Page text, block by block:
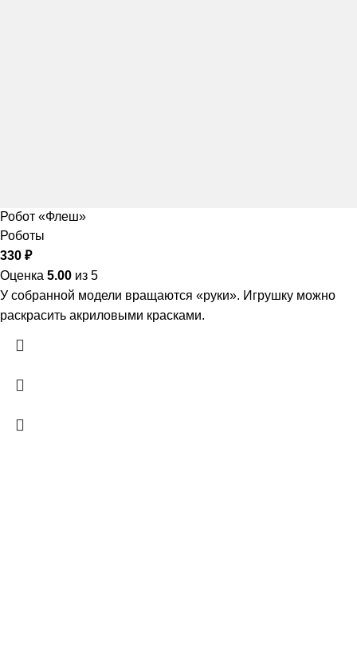
Робот «Флеш»
Роботы
330 ₽
Оценка 5.00 из 5
У собранной модели вращаются «руки». Игрушку можно
раскрасить акриловыми красками.